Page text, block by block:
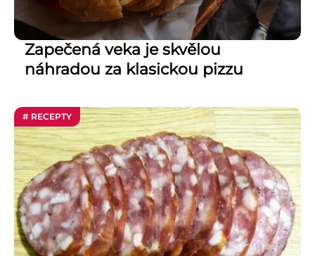
Zapečená veka je skvělou
náhradou za klasickou pizzu
# RECEPTY